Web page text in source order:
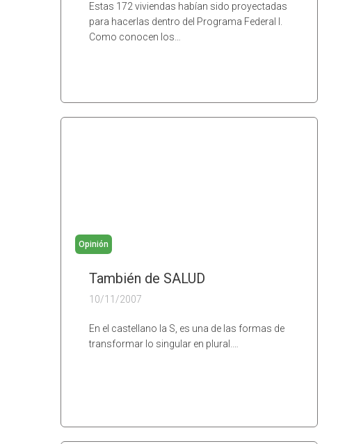
Estas 172 viviendas habían sido proyectadas
para hacerlas dentro del Programa Federal I.
Como conocen los…
Opinión
También de SALUD
10/11/2007
En el castellano la S, es una de las formas de
transformar lo singular en plural.…